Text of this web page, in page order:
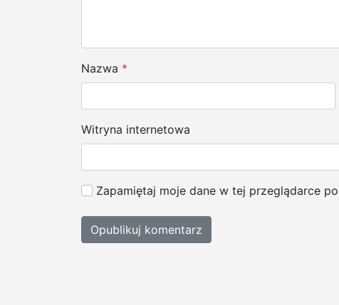
i
s
u
Nazwa *
Witryna internetowa
Zapamiętaj moje dane w tej przeglądarce